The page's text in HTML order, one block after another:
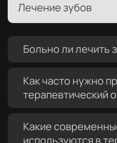
Лечение зубов
Больно ли лечить
Как часто нужно
терапевтический
Какие